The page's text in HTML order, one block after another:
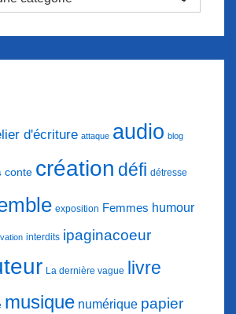
d'écriture attaque audio blog
conte création défi détresse
exposition Femmes humour
interdits ipaginacoeur
La dernière vague livre
musique numérique papier